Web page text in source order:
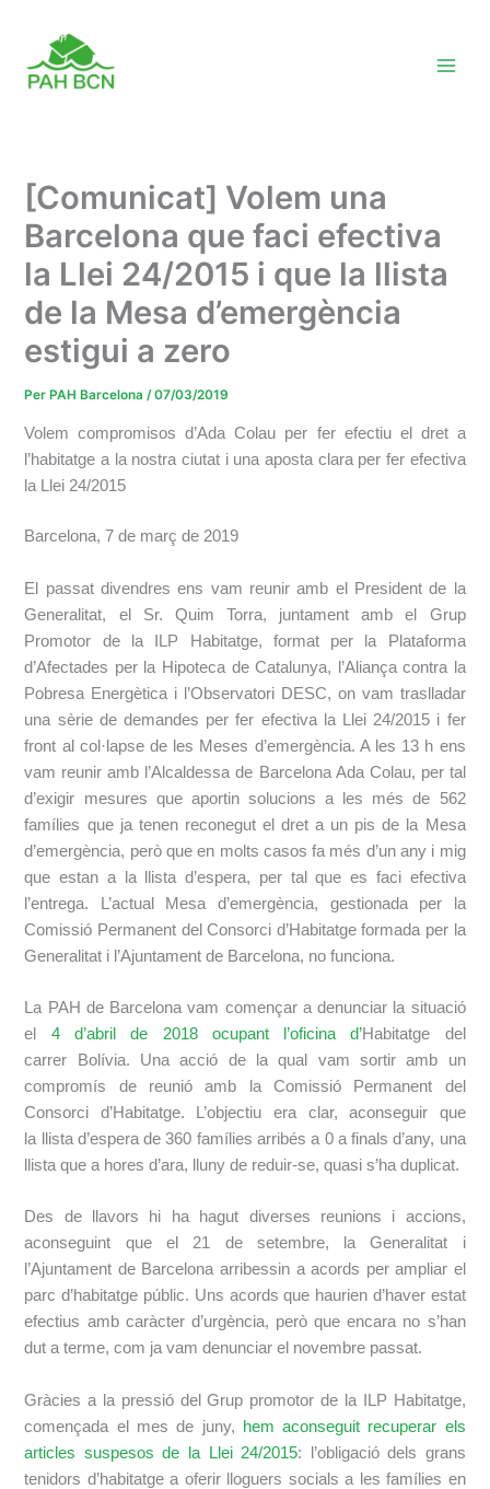
contingut
[Comunicat] Volem una
Barcelona que faci efectiva
la Llei 24/2015 i que la llista
de la Mesa d’emergència
estigui a zero
Per PAH Barcelona/07/03/2019
Volem compromisos d’Ada Colau per fer efectiu el dret a
l’habitatge a la nostra ciutat i una aposta clara per fer efectiva
la Llei 24/2015
Barcelona, 7 de març de 2019
El passat divendres ens vam reunir amb el President de la
Generalitat, el Sr. Quim Torra, juntament amb el Grup
Promotor de la ILP Habitatge, format per la Plataforma
d’Afectades per la Hipoteca de Catalunya, l’Aliança contra la
Pobresa Energètica i l’Observatori DESC, on vam traslladar
una sèrie de demandes per fer efectiva la Llei 24/2015 i fer
front al col·lapse de les Meses d’emergència. A les 13 h ens
vam reunir amb l’Alcaldessa de Barcelona Ada Colau, per tal
d’exigir mesures que aportin solucions a les més de 562
famílies que ja tenen reconegut el dret a un pis de la Mesa
d’emergència, però que en molts casos fa més d’un any i mig
que estan a la llista d’espera, per tal que es faci efectiva
l’entrega. L’actual Mesa d’emergència, gestionada per la
Comissió Permanent del Consorci d’Habitatge formada per la
Generalitat i l’Ajuntament de Barcelona, no funciona.
La PAH de Barcelona vam començar a denunciar la situació
el 4 d’abril de 2018 ocupant l’oficina d’Habitatge del
carrer Bolívia. Una acció de la qual vam sortir amb un
compromís de reunió amb la Comissió Permanent del
Consorci d’Habitatge. L’objectiu era clar, aconseguir que
la llista d’espera de 360 famílies arribés a 0 a finals d’any, una
llista que a hores d’ara, lluny de reduir-se, quasi s’ha duplicat.
Des de llavors hi ha hagut diverses reunions i accions,
aconseguint que el 21 de setembre, la Generalitat i
l’Ajuntament de Barcelona arribessin a acords per ampliar el
parc d’habitatge públic. Uns acords que haurien d’haver estat
efectius amb caràcter d’urgència, però que encara no s’han
dut a terme, com ja vam denunciar el novembre passat.
Gràcies a la pressió del Grup promotor de la ILP Habitatge,
començada el mes de juny,
hem aconseguit recuperar els
articles suspesos de la Llei 24/2015: l’obligació dels grans
tenidors d’habitatge a oferir lloguers socials a les famílies en